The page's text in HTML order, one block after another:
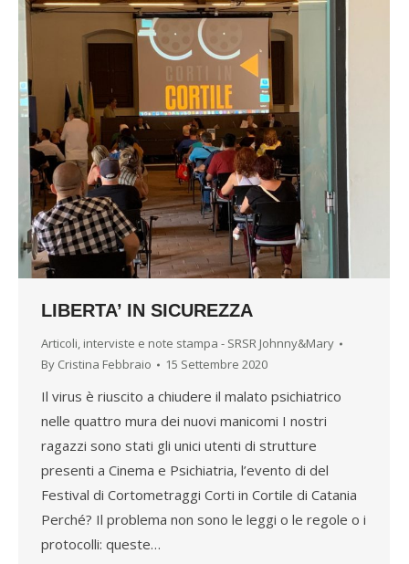
LIBERTA’ IN SICUREZZA
Articoli, interviste e note stampa - SRSR Johnny&Mary
By Cristina Febbraio 15 Settembre 2020
Il virus è riuscito a chiudere il malato psichiatrico
nelle quattro mura dei nuovi manicomi I nostri
ragazzi sono stati gli unici utenti di strutture
presenti a Cinema e Psichiatria, l’evento di del
Festival di Cortometraggi Corti in Cortile di Catania
Perché? Il problema non sono le leggi o le regole o i
protocolli: queste…